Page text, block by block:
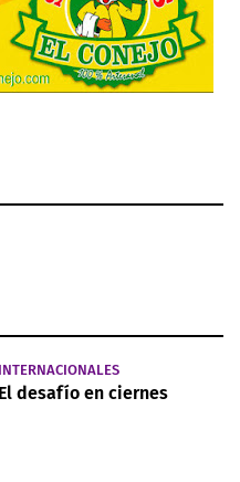
INTERNACIONALES
El desafío en ciernes